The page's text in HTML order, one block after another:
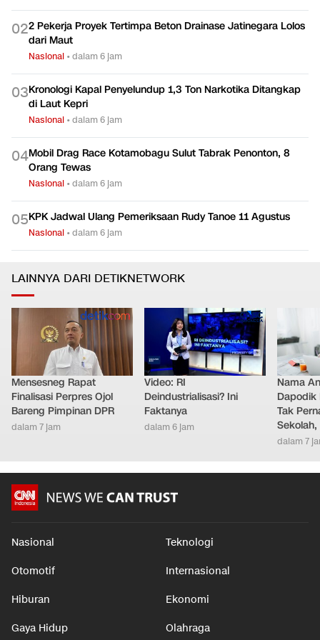
022 Pekerja Proyek Tertimpa Beton Drainase Jatinegara Lolos
dari Maut
Nasional •dalam 6 jam
03Kronologi Kapal Penyelundup 1,3 Ton Narkotika Ditangkap
di Laut Kepri
Nasional •dalam 6 jam
04Mobil Drag Race Kotamobagu Sulut Tabrak Penonton, 8
Orang Tewas
Nasional •dalam 6 jam
05KPK Jadwal Ulang Pemeriksaan Rudy Tanoe 11 Agustus
Nasional •dalam 6 jam
LAINNYA DARI DETIKNETWORK
Mensesneg Rapat
Finalisasi Perpres Ojol
Bareng Pimpinan DPR
dalam 7 jam
Video: RI
Deindustrialisasi? Ini
Faktanya
dalam 6 jam
Nama
Dapodik
Tak
Sekolah,
dalam 7
Nasional Teknologi
Otomotif Internasional
Hiburan Ekonomi
Gaya Hidup Olahraga